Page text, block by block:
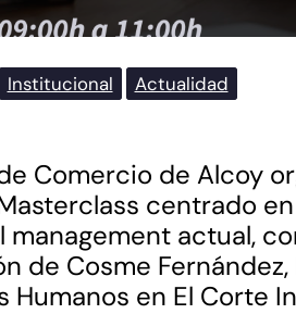
Institucional Actualidad
Comercio de Alcoy
centrado
management actual,
de Cosme
Humanos en El Corte